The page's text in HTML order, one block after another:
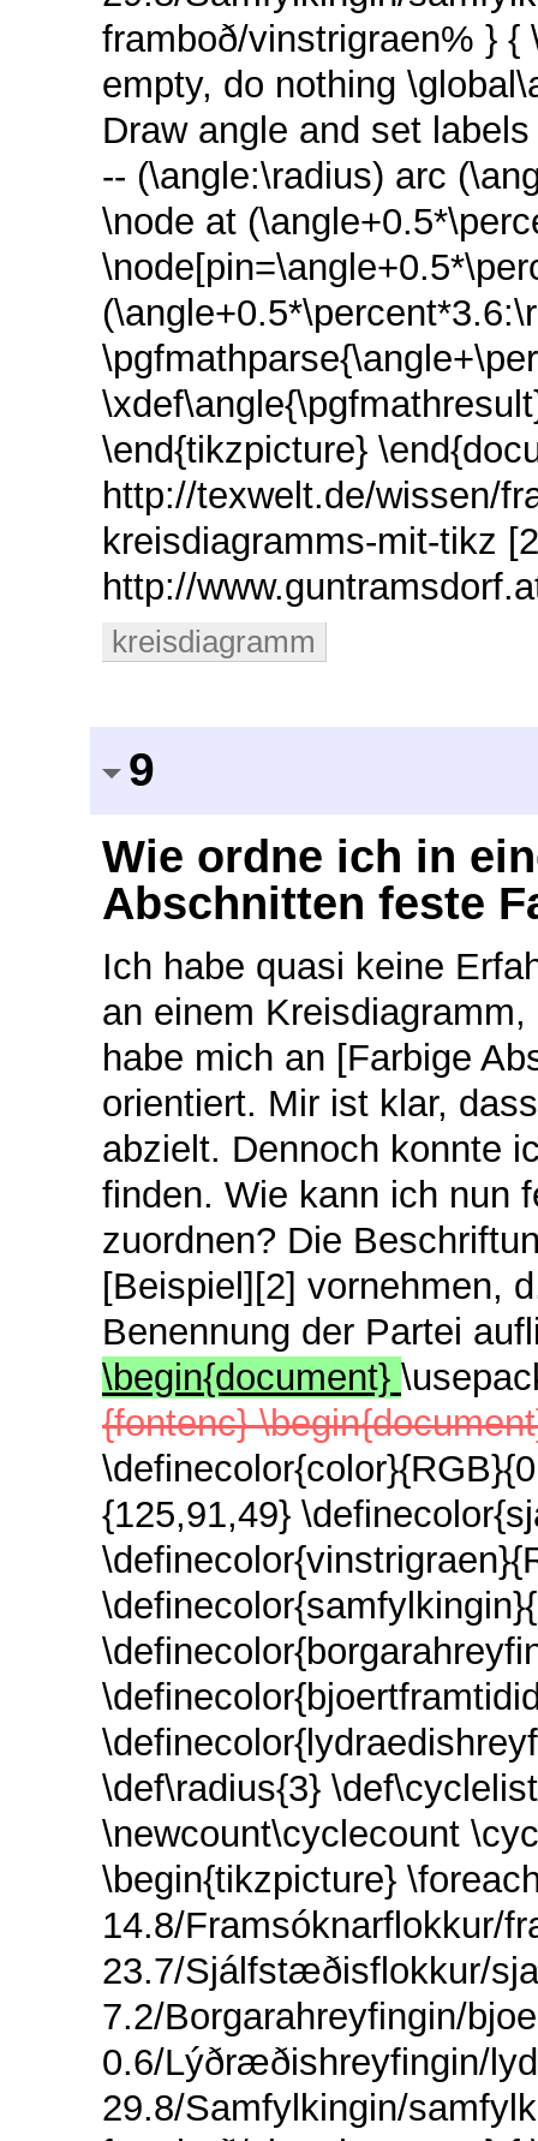
framboð/vinstrigraen% }
empty, do nothing
Draw angle and set
-- (\angle:\radius) arc
\node at
\end{tikzpicture}
http://texwelt.de/wissen/
kreisdiagramms-mit-tikz
http://
kreisdiagramm
9
Wie ordne ich in
Abschnitten feste
Ich habe quasi keine
an einem
habe mich an [Farbige
orientiert. Mir ist klar,
abzielt. Dennoch konnte
finden. Wie kann ich nun
zuordnen? Die
[Beispiel][2] vornehmen,
Benennung der Partei
\begin{document}
{fontenc}
{125,91,49}
\def\radius{3}
\newcount\cyclecount
\begin{tikzpicture}
14.8/Framsóknarflokkur/
23.7/Sjálfstæðisflokkur/
7.2/Borgarahreyfingin/
0.6/Lýðræðishreyfingin/
29.8/Samfylkingin/